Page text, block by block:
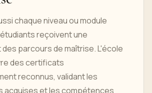
chaque niveau ou module
reçoivent une
parcours de maîtrise. L'école
des certificats
reconnus, validant les
acquises et les compétences